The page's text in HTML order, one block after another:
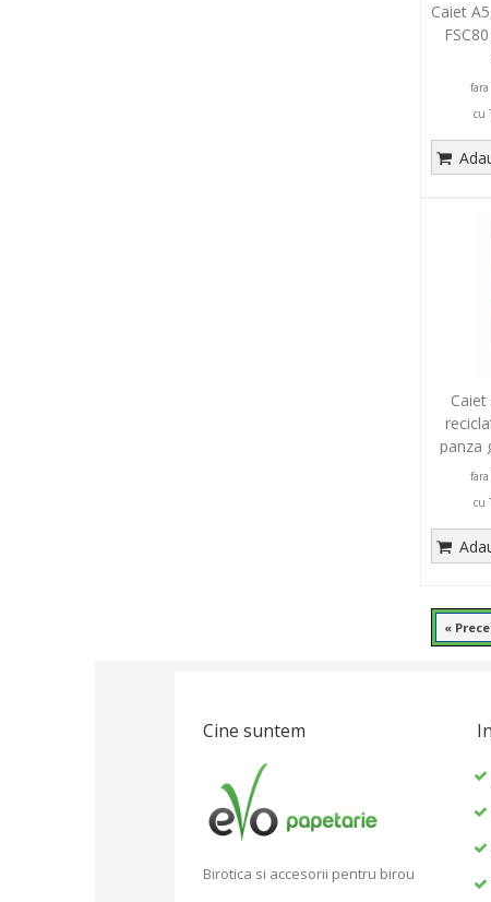
Caiet
fara
cu
panza
fara
cu
«
Cine suntem
Birotica si accesorii pentru birou